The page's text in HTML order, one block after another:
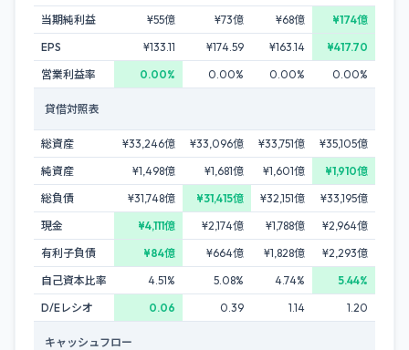
当期純利益
¥55億 ¥73億 ¥68億
¥174億
EPS
¥133.11 ¥174.59 ¥163.14
¥417.70
営業利益率
0.00% 0.00% 0.00% 0.00%
貸借対照表
総資産 ¥33,246億 ¥33,096億 ¥33,751億
¥35,105億
純資産
¥1,498億 ¥1,681億 ¥1,601億
¥1,910億
総負債
¥31,748億 ¥31,415億 ¥32,151億
¥33,195億
現金
¥4,111億 ¥2,174億 ¥1,788億
¥2,964億
有利子負債
¥84億 ¥664億 ¥1,828億
¥2,293億
自己資本比率
4.51% 5.08% 4.74%
5.44%
D/Eレシオ
0.06 0.39 1.14 1.20
キャッシュフロー